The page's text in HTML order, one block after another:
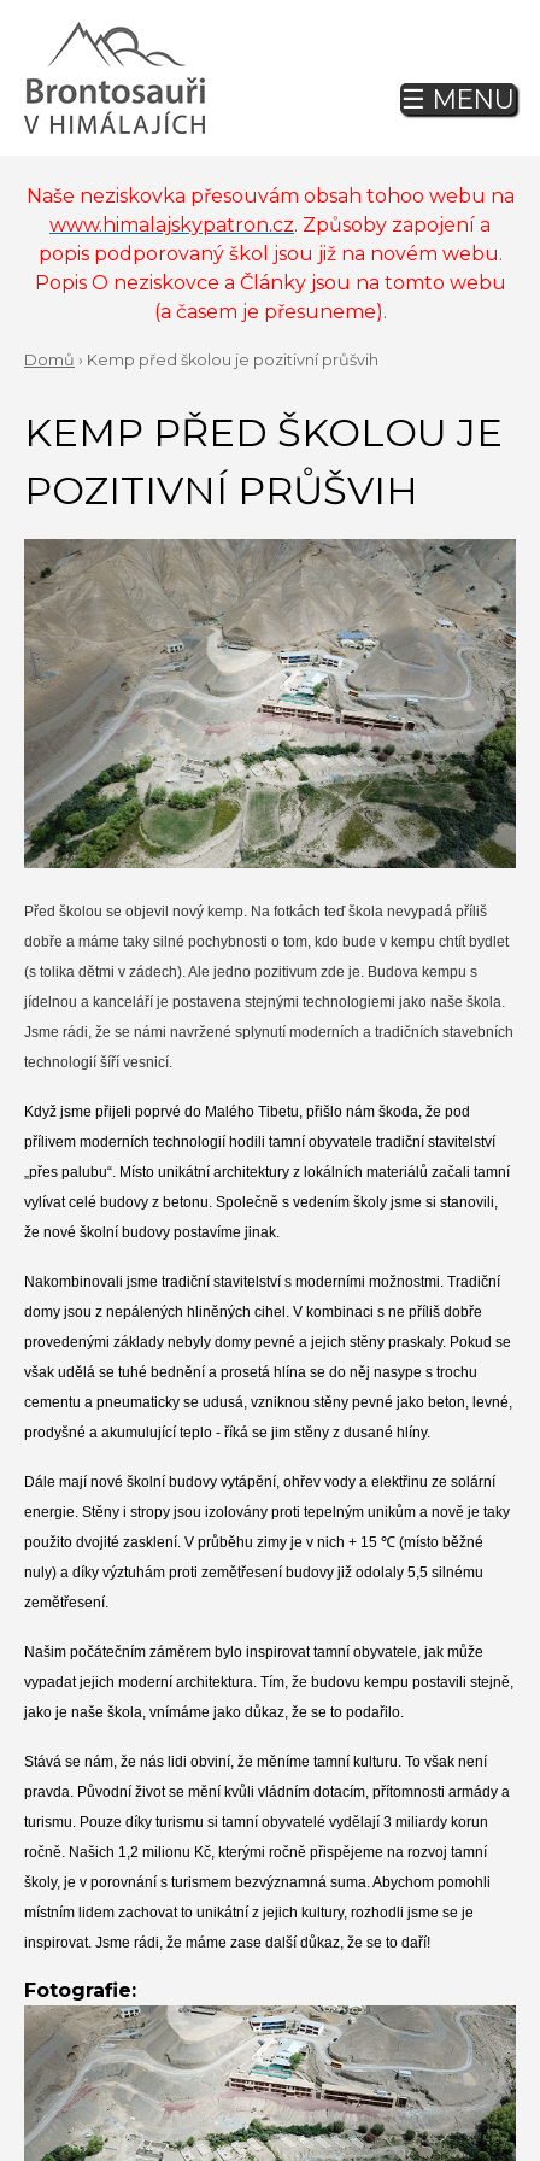
navigation
Naše neziskovka přesouvám obsah tohoo webu na
www.himalajskypatron.cz. Způsoby zapojení a
popis podporovaný škol jsou již na novém webu.
Popis O neziskovce a Články jsou na tomto webu
(a časem je přesuneme).
ARE
HERE
Domů › Kemp před školou je pozitivní průšvih
to
top
KEMP PŘED ŠKOLOU JE
POZITIVNÍ PRŮŠVIH
Před školou se objevil nový kemp. Na fotkách teď škola nevypadá příliš
dobře a máme taky silné pochybnosti o tom, kdo bude v kempu chtít bydlet
(s tolika dětmi v zádech). Ale jedno pozitivum zde je. Budova kempu s
jídelnou a kanceláří je postavena stejnými technologiemi jako naše škola.
Jsme rádi, že se námi navržené splynutí moderních a tradičních stavebních
technologií šíří vesnicí.
Když jsme přijeli poprvé do Malého Tibetu, přišlo nám škoda, že pod
přílivem moderních technologií hodili tamní obyvatele tradiční stavitelství
„přes palubu“. Místo unikátní architektury z lokálních materiálů začali tamní
vylívat celé budovy z betonu. Společně s vedením školy jsme si stanovili,
že nové školní budovy postavíme jinak.
Nakombinovali jsme tradiční stavitelství s moderními možnostmi. Tradiční
domy jsou z nepálených hliněných cihel. V kombinaci s ne příliš dobře
provedenými základy nebyly domy pevné a jejich stěny praskaly. Pokud se
však udělá se tuhé bednění a prosetá hlína se do něj nasype s trochu
cementu a pneumaticky se udusá, vzniknou stěny pevné jako beton, levné,
prodyšné a akumulující teplo - říká se jim stěny z dusané hlíny.
Dále mají nové školní budovy vytápění, ohřev vody a elektřinu ze solární
energie. Stěny i stropy jsou izolovány proti tepelným unikům a nově je taky
použito dvojité zasklení. V průběhu zimy je v nich + 15 ℃ (místo běžné
nuly) a díky výztuhám proti zemětřesení budovy již odolaly 5,5 silnému
zemětřesení.
Našim počátečním záměrem bylo inspirovat tamní obyvatele, jak může
vypadat jejich moderní architektura. Tím, že budovu kempu postavili stejně,
jako je naše škola, vnímáme jako důkaz, že se to podařilo.
Stává se nám, že nás lidi obviní, že měníme tamní kulturu. To však není
pravda. Původní život se mění kvůli vládním dotacím, přítomnosti armády a
turismu. Pouze díky turismu si tamní obyvatelé vydělají 3 miliardy korun
ročně. Našich 1,2 milionu Kč, kterými ročně přispějeme na rozvoj tamní
školy, je v porovnání s turismem bezvýznamná suma. Abychom pomohli
místním lidem zachovat to unikátní z jejich kultury, rozhodli jsme se je
inspirovat. Jsme rádi, že máme zase další důkaz, že se to daří!
Fotografie:
Back
to
☰ MENU